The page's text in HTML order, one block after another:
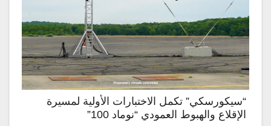
“سيكورسكي” تكمل الاختبارات الأولية لمسيرة
الإقلاع والهبوط العمودي “نوماد 100”